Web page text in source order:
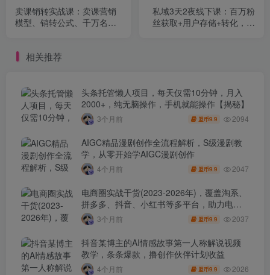
卖课销转实战课：卖课营销
模型、销转公式、千万名师
私域3天2夜线下课：百万粉
丝获取+用户存储+转化，助
相关推荐
头条托管懒人项目，每天仅需10分钟，月入
2000+，纯无脑操作，手机就能操作【揭秘】
3个月前 盟币9.9 2094
AIGC精品漫剧创作全流程解析，S级漫剧教
学，从零开始学AIGC漫剧创作
4个月前 盟币9.9 2047
电商圈实战干货(2023-2026年)，覆盖淘系、
拼多多、抖音、小红书等多平台，助力电商
人避开坑、提效率、稳盈利(更新4月)
3个月前 盟币9.9 2037
抖音某博主的AI情感故事第一人称解说视频
教学，条条爆款，撸创作伙伴计划收益
4个月前 盟币9.9 2026